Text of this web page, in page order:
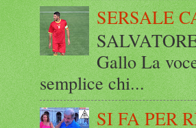
SERSALE
Gallo La
semplice chi...
SI FA PER